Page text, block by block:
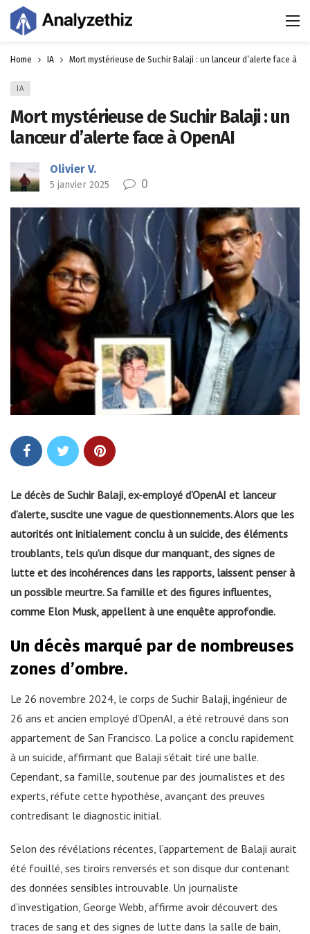
Home IA Mort mystérieuse de Suchir Balaji : un lanceur d’alerte face à
IA
Mort mystérieuse de Suchir Balaji : un
lanceur d’alerte face à OpenAI
Olivier V.
5 janvier 2025 0
Le décès de Suchir Balaji, ex-employé d’OpenAI et lanceur
d’alerte, suscite une vague de questionnements. Alors que les
autorités ont initialement conclu à un suicide, des éléments
troublants, tels qu’un disque dur manquant, des signes de
lutte et des incohérences dans les rapports, laissent penser à
un possible meurtre. Sa famille et des figures influentes,
comme Elon Musk, appellent à une enquête approfondie.
Un décès marqué par de nombreuses
zones d’ombre.
Le 26 novembre 2024, le corps de Suchir Balaji, ingénieur de
26 ans et ancien employé d’OpenAI, a été retrouvé dans son
appartement de San Francisco. La police a conclu rapidement
à un suicide, affirmant que Balaji s’était tiré une balle.
Cependant, sa famille, soutenue par des journalistes et des
experts, réfute cette hypothèse, avançant des preuves
contredisant le diagnostic initial.
Selon des révélations récentes, l’appartement de Balaji aurait
été fouillé, ses tiroirs renversés et son disque dur contenant
des données sensibles introuvable. Un journaliste
d’investigation, George Webb, affirme avoir découvert des
traces de sang et des signes de lutte dans la salle de bain,